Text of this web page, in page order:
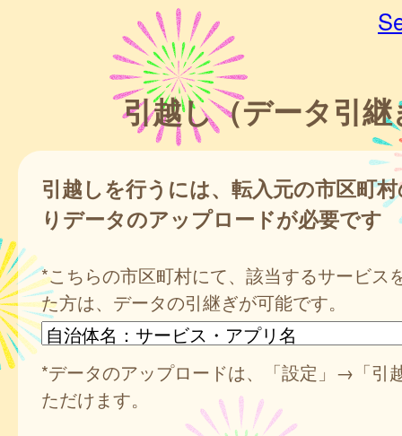
引越し（データ引継
引越しを行うには、転入元の市区町
りデータのアップロードが必要です
*こちらの市区町村にて、該当するサービス
た方は、データの引継ぎが可能です。
*データのアップロードは、「設定」→「引
ただけます。